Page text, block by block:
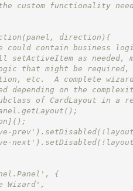
custom functionality
direction){
could contain business
setActiveItem as needed,
that might be
etc.  A complete
depending on the
of CardLayout in a
{
Wizard',